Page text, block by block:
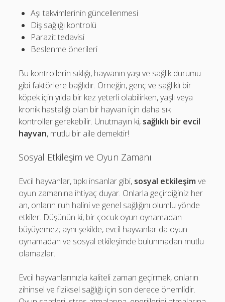
Aşı takvimlerinin güncellenmesi
Diş sağlığı kontrolü
Parazit tedavisi
Beslenme önerileri
Bu kontrollerin sıklığı, hayvanın yaşı ve sağlık durumu
gibi faktörlere bağlıdır. Örneğin, genç ve sağlıklı bir
köpek için yılda bir kez yeterli olabilirken, yaşlı veya
kronik hastalığı olan bir hayvan için daha sık
kontroller gerekebilir. Unutmayın ki, sağlıklı bir evcil
hayvan, mutlu bir aile demektir!
Sosyal Etkileşim ve Oyun Zamanı
Evcil hayvanlar, tıpkı insanlar gibi, sosyal etkileşim ve
oyun zamanına ihtiyaç duyar. Onlarla geçirdiğiniz her
an, onların ruh halini ve genel sağlığını olumlu yönde
etkiler. Düşünün ki, bir çocuk oyun oynamadan
büyüyemez; aynı şekilde, evcil hayvanlar da oyun
oynamadan ve sosyal etkileşimde bulunmadan mutlu
olamazlar.
Evcil hayvanlarınızla kaliteli zaman geçirmek, onların
zihinsel ve fiziksel sağlığı için son derece önemlidir.